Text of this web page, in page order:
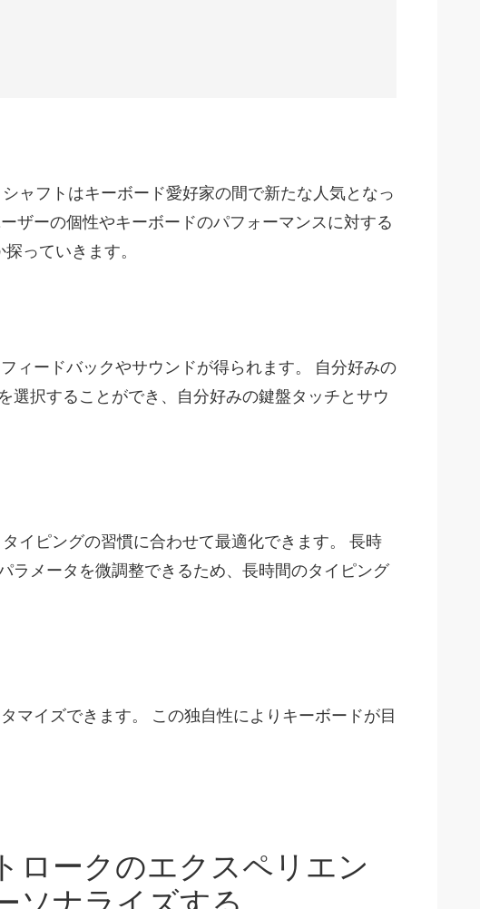
ャフトはキーボード愛好家の間で新たな人気となっ
ザーの個性やキーボードのパフォーマンスに対する
っていきます。
ィードバックやサウンドが得られます。 自分好みの
択することができ、自分好みの鍵盤タッチとサウ
イピングの習慣に合わせて最適化できます。 長時
ラメータを微調整できるため、長時間のタイピング
マイズできます。 この独自性によりキーボードが目
ロークのエクスペリエン